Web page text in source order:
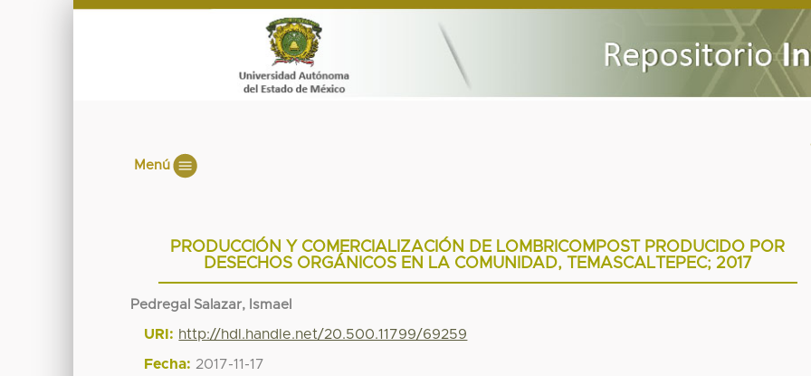
Menú
PRODUCCIÓN Y COMERCIALIZACIÓN DE LOMBRICOMPOST PRODUCIDO POR
DESECHOS ORGÁNICOS EN LA COMUNIDAD, TEMASCALTEPEC; 2017
Pedregal Salazar, Ismael
URI: http://hdl.handle.net/20.500.11799/69259
Fecha: 2017-11-17